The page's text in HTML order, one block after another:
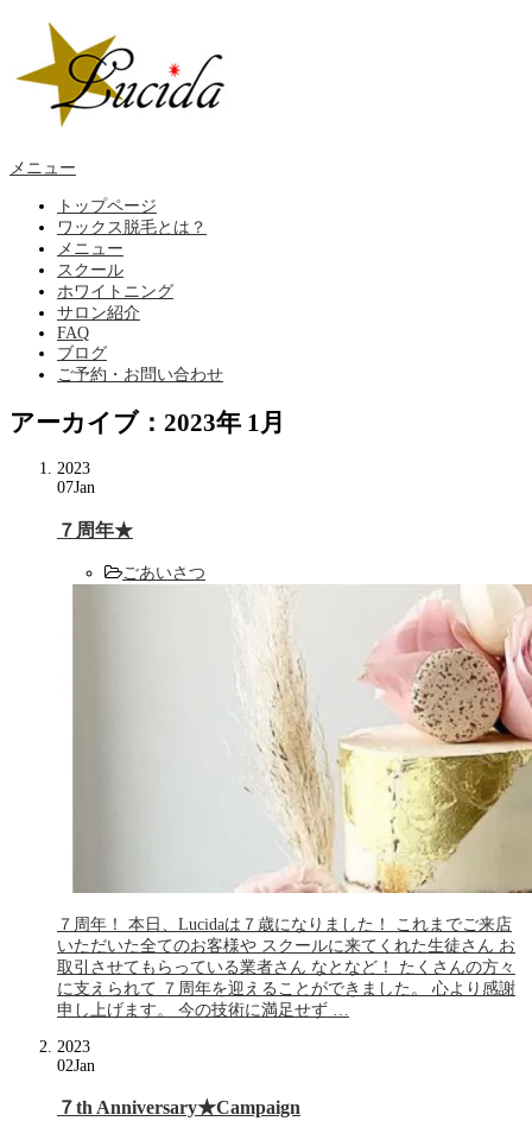
メニュー
トップページ
ワックス脱毛とは？
メニュー
スクール
ホワイトニング
サロン紹介
FAQ
ブログ
ご予約・お問い合わせ
アーカイブ：2023年 1月
2023
07Jan
７周年★
ごあいさつ
７周年！ 本日、Lucidaは７歳になりました！ これまでご来店
いただいた全てのお客様や スクールに来てくれた生徒さん お
取引させてもらっている業者さん なとなど！ たくさんの方々
に支えられて ７周年を迎えることができました。 心より感謝
申し上げます。 今の技術に満足せず …
2023
02Jan
７th Anniversary★Campaign